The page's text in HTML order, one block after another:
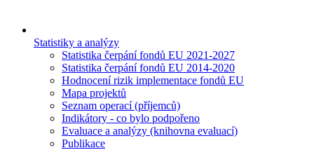
Statistiky a analýzy
Statistika čerpání fondů EU 2021-2027
Statistika čerpání fondů EU 2014-2020
Hodnocení rizik implementace fondů EU
Mapa projektů
Seznam operací (příjemců)
Indikátory - co bylo podpořeno
Evaluace a analýzy (knihovna evaluací)
Publikace